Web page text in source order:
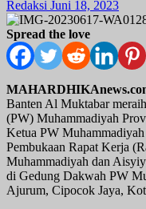
Redaksi Juni 18, 2023
Spread the love
Banten Al Muktabar
(PW) Muhammadiyah
Ketua PW
Pembukaan Rapat Kerja
Muhammadiyah dan
di Gedung Dakwah PW
Ajurum, Cipocok Jaya,